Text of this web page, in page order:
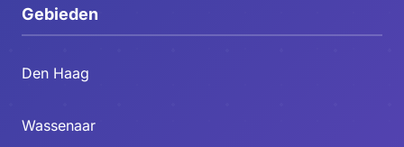
Gebieden
Den Haag
Wassenaar